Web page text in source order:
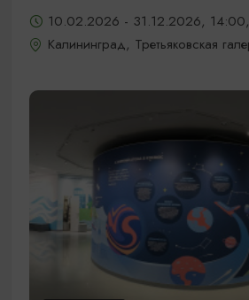
10.02.2026 - 31.12.2026,
Калининград, Третьяковская